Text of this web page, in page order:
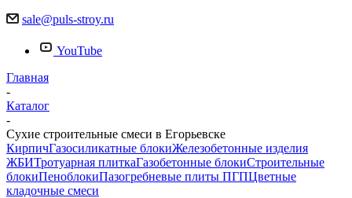
sale@puls-stroy.ru
YouTube
Главная
-
Каталог
-
Сухие строительные смеси в Егорьевске
КирпичГазосиликатные блокиЖелезобетонные изделия
ЖБИТротуарная плиткаГазобетонные блокиСтроительные
блокиПеноблокиПазогребневые плиты ПГПЦветные
кладочные смеси